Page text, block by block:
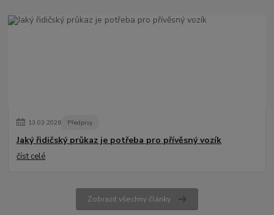
13.03.2026 Předpisy
Jaký řidičský průkaz je potřeba pro přívěsný vozík
číst celé
Zobrazit všechny články